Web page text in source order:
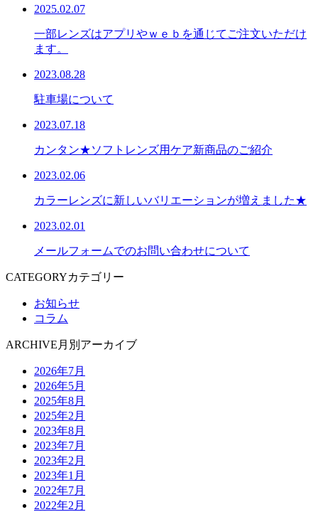
2025.02.07
一部レンズはアプリやｗｅｂを通じてご注文いただけ
ます。
2023.08.28
駐車場について
2023.07.18
カンタン★ソフトレンズ用ケア新商品のご紹介
2023.02.06
カラーレンズに新しいバリエーションが増えました★
2023.02.01
メールフォームでのお問い合わせについて
CATEGORYカテゴリー
お知らせ
コラム
ARCHIVE 月別アーカイブ
2026年7月
2026年5月
2025年8月
2025年2月
2023年8月
2023年7月
2023年2月
2023年1月
2022年7月
2022年2月